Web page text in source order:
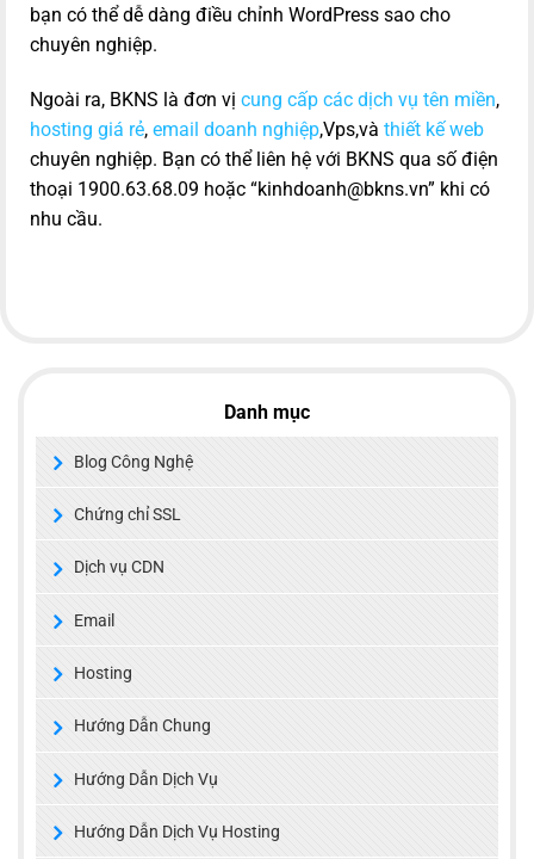
bạn có thể dễ dàng điều chỉnh WordPress sao cho
chuyên nghiệp.
Ngoài ra, BKNS là đơn vị cung cấp các dịch vụ tên miền,
hosting giá rẻ, email doanh nghiệp,Vps,và thiết kế web
chuyên nghiệp. Bạn có thể liên hệ với BKNS qua số điện
thoại 1900.63.68.09 hoặc “kinhdoanh@bkns.vn” khi có
nhu cầu.
Danh mục
Blog Công Nghệ
Chứng chỉ SSL
Dịch vụ CDN
Email
Hosting
Hướng Dẫn Chung
Hướng Dẫn Dịch Vụ
Hướng Dẫn Dịch Vụ Hosting